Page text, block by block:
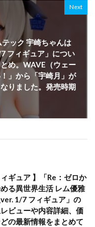
Next
テック 宇崎ちゃんは
フィギュア」につい
め。WAVE（ウェー
」から「宇崎月」が
りました。発売時期
ィギュア 】「Re：ゼロか
る異世界生活 レム優雅
1/7 フィギュア」の
ビューや内容詳細、価
の最新情報をまとめて